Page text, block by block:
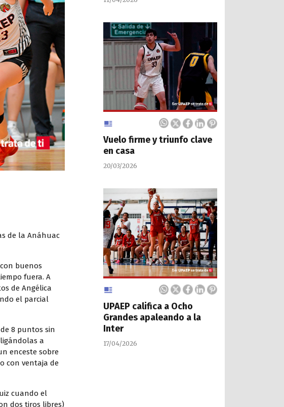
de la Anáhuac
buenos
fuera. A
de Angélica
el parcial
8 puntos sin
a
enceste sobre
con ventaja de
cuando el
dos tiros libres)
Vuelo firme y triunfo clave
en casa
20/03/2026
UPAEP califica a Ocho
Grandes apaleando a la
Inter
17/04/2026